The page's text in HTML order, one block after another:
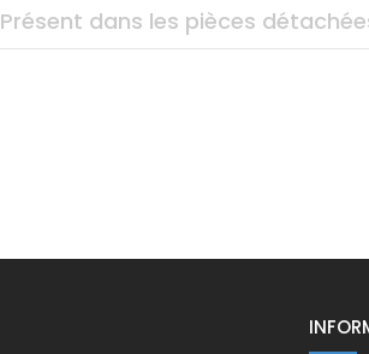
Présent dans les pièces